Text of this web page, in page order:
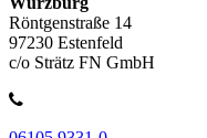
Röntgenstraße 14
97230 Estenfeld
c/o Strätz FN GmbH